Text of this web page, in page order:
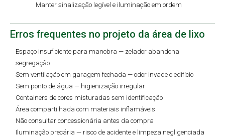
Manter sinalização legível e iluminação em ordem
Erros frequentes no projeto da área de lixo
Espaço insuficiente para manobra — zelador abandona
segregação
Sem ventilação em garagem fechada — odor invade o edifício
Sem ponto de água — higienização irregular
Containers de cores misturadas sem identificação
Área compartilhada com materiais inflamáveis
Não consultar concessionária antes da compra
Iluminação precária — risco de acidente e limpeza negligenciada